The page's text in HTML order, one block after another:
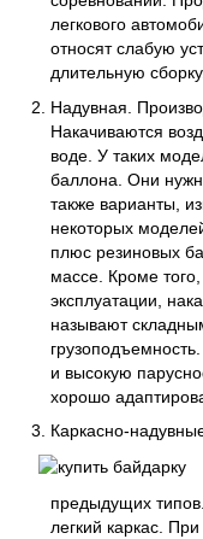
легкового
относят слабую
длительную
Надувная.
Накачиваются
воде. У таких
баллона. Они
также варианты,
некоторых
плюс резиновых
массе. Кроме
эксплуатации,
называют
и высокую
хорошо
Каркасно-
предыдущих
легкий каркас.